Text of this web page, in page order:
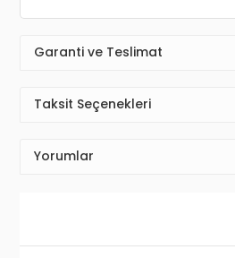
Garanti ve Teslimat
Taksit Seçenekleri
Yorumlar